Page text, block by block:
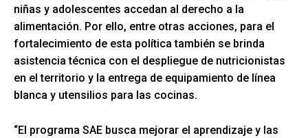
niñas y adolescentes accedan al derecho a la
alimentación. Por ello, entre otras acciones, para el
fortalecimiento de esta política también se brinda
asistencia técnica con el despliegue de nutricionistas
en el territorio y la entrega de equipamiento de línea
blanca y utensilios para las cocinas.
“El programa SAE busca mejorar el aprendizaje y las